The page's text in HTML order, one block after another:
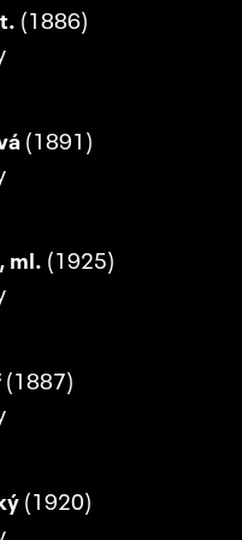
(1886)
(1891)
ml. (1925)
(1887)
(1920)